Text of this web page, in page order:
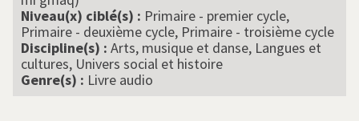
Niveau(x) ciblé(s) : Primaire - premier cycle,
Primaire - deuxième cycle, Primaire - troisième cycle
Discipline(s) : Arts, musique et danse, Langues et
cultures, Univers social et histoire
Genre(s) : Livre audio